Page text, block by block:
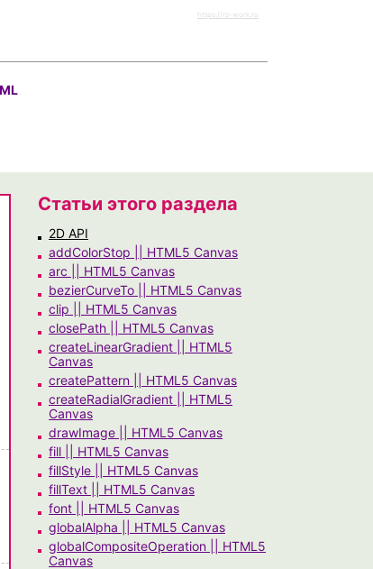
https://rz-work.ru
Статьи этого раздела
2D API
addColorStop || HTML5 Canvas
arc || HTML5 Canvas
bezierCurveTo || HTML5 Canvas
clip || HTML5 Canvas
closePath || HTML5 Canvas
createLinearGradient || HTML5
Canvas
createPattern || HTML5 Canvas
createRadialGradient || HTML5
Canvas
drawImage || HTML5 Canvas
fill || HTML5 Canvas
fillStyle || HTML5 Canvas
fillText || HTML5 Canvas
font || HTML5 Canvas
globalAlpha || HTML5 Canvas
globalCompositeOperation || HTML5
Canvas